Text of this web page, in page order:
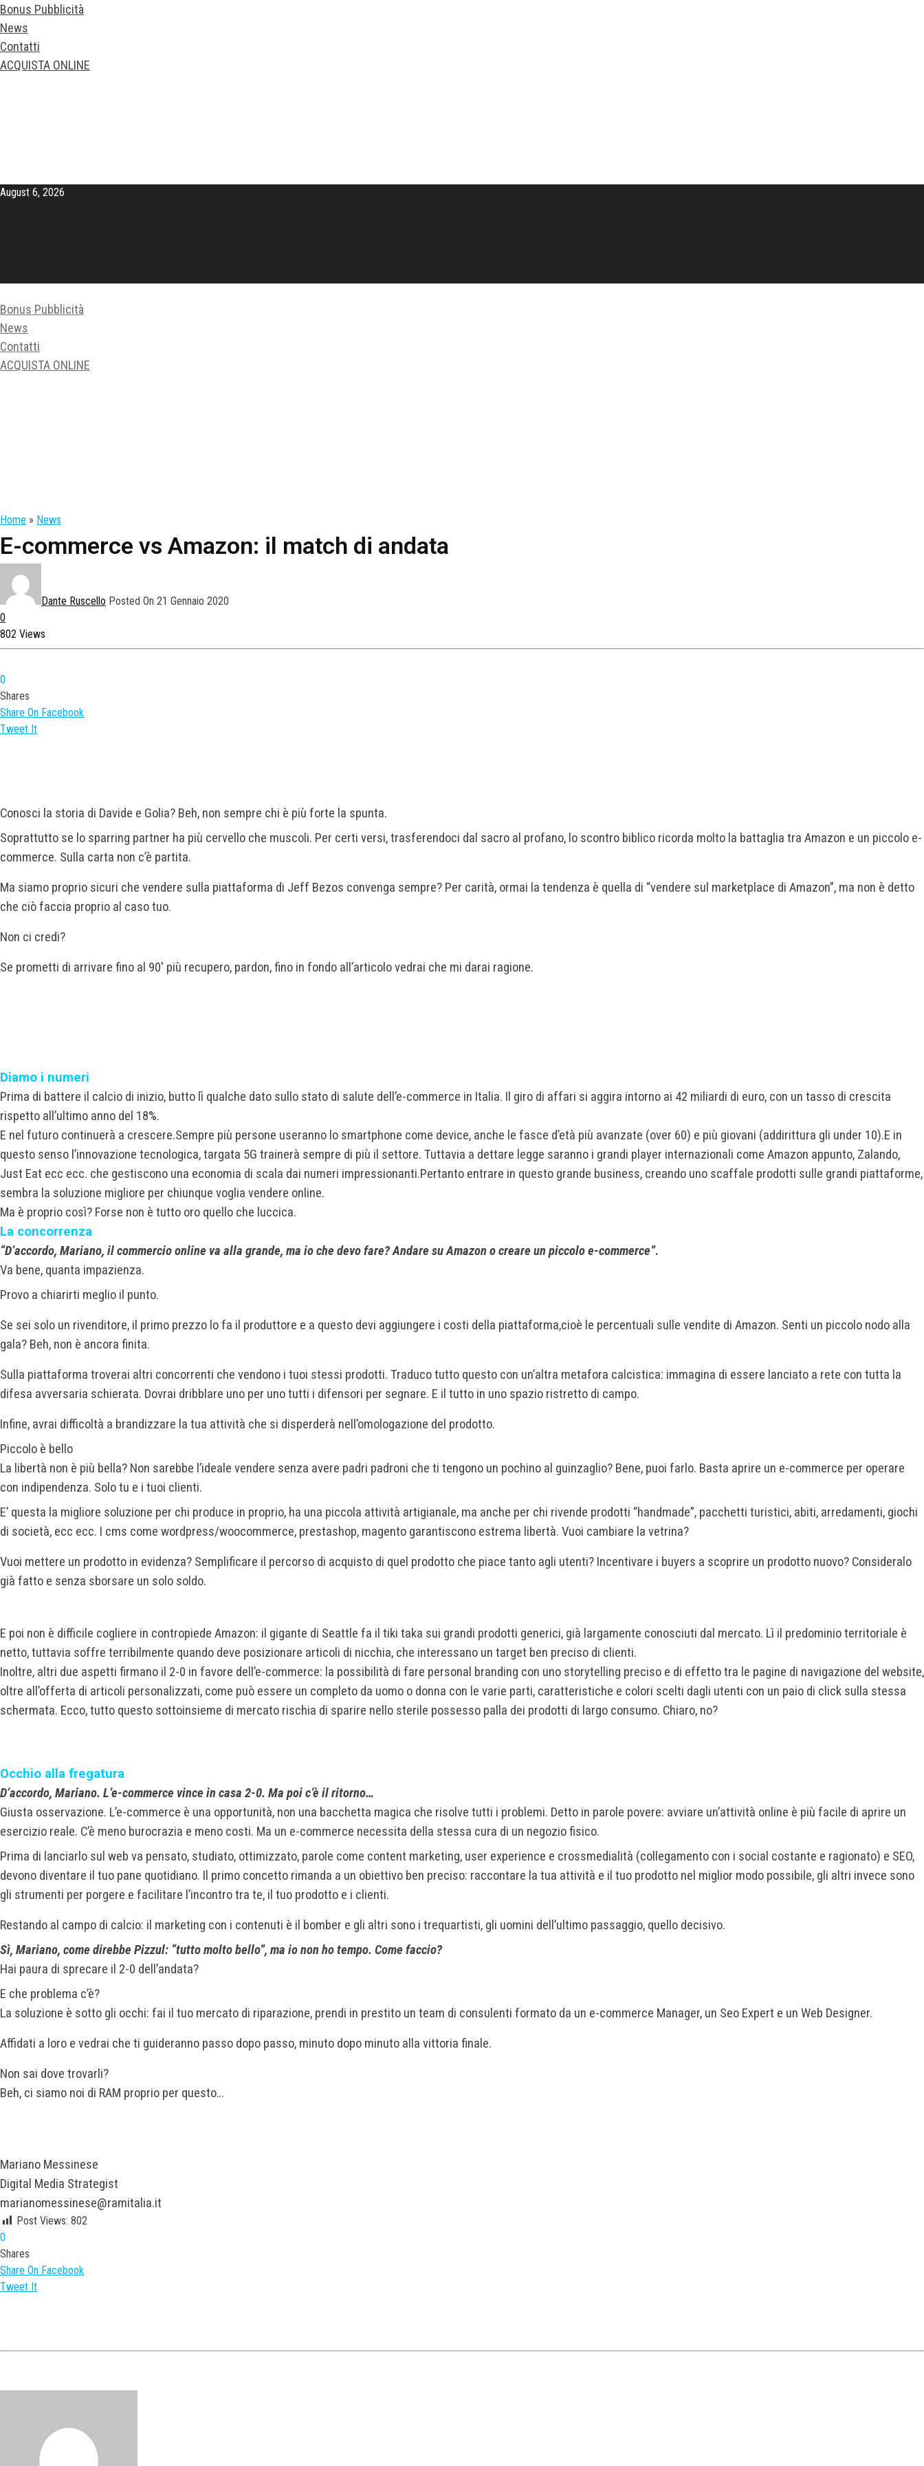
Bonus Pubblicità
News
Contatti
ACQUISTA ONLINE
August 6, 2026
Bonus Pubblicità
News
Contatti
ACQUISTA ONLINE
Home » News
E-commerce vs Amazon: il match di andata
Dante Ruscello Posted On 21 Gennaio 2020
0
802 Views
0
Shares
Share On Facebook
Tweet It
Conosci la storia di Davide e Golia? Beh, non sempre chi è più forte la spunta.
Soprattutto se lo sparring partner ha più cervello che muscoli. Per certi versi, trasferendoci dal sacro al profano, lo scontro biblico ricorda molto la battaglia tra Amazon e un piccolo e-
commerce. Sulla carta non c’è partita.
Ma siamo proprio sicuri che vendere sulla piattaforma di Jeff Bezos convenga sempre? Per carità, ormai la tendenza è quella di “vendere sul marketplace di Amazon”, ma non è detto
che ciò faccia proprio al caso tuo.
Non ci credi?
Se prometti di arrivare fino al 90′ più recupero, pardon, fino in fondo all’articolo vedrai che mi darai ragione.
Diamo i numeri
Prima di battere il calcio di inizio, butto lì qualche dato sullo stato di salute dell’e-commerce in Italia. Il giro di affari si aggira intorno ai 42 miliardi di euro, con un tasso di crescita
rispetto all’ultimo anno del 18%.
E nel futuro continuerà a crescere.Sempre più persone useranno lo smartphone come device, anche le fasce d’età più avanzate (over 60) e più giovani (addirittura gli under 10).E in
questo senso l’innovazione tecnologica, targata 5G trainerà sempre di più il settore. Tuttavia a dettare legge saranno i grandi player internazionali come Amazon appunto, Zalando,
Just Eat ecc ecc. che gestiscono una economia di scala dai numeri impressionanti.Pertanto entrare in questo grande business, creando uno scaffale prodotti sulle grandi piattaforme,
sembra la soluzione migliore per chiunque voglia vendere online.
Ma è proprio così? Forse non è tutto oro quello che luccica.
La concorrenza
“D’accordo, Mariano, il commercio online va alla grande, ma io che devo fare? Andare su Amazon o creare un piccolo e-commerce”.
Va bene, quanta impazienza.
Provo a chiarirti meglio il punto.
Se sei solo un rivenditore, il primo prezzo lo fa il produttore e a questo devi aggiungere i costi della piattaforma,cioè le percentuali sulle vendite di Amazon. Senti un piccolo nodo alla
gala? Beh, non è ancora finita.
Sulla piattaforma troverai altri concorrenti che vendono i tuoi stessi prodotti. Traduco tutto questo con un’altra metafora calcistica: immagina di essere lanciato a rete con tutta la
difesa avversaria schierata. Dovrai dribblare uno per uno tutti i difensori per segnare. E il tutto in uno spazio ristretto di campo.
Infine, avrai difficoltà a brandizzare la tua attività che si disperderà nell’omologazione del prodotto.
Piccolo è bello
La libertà non è più bella? Non sarebbe l’ideale vendere senza avere padri padroni che ti tengono un pochino al guinzaglio? Bene, puoi farlo. Basta aprire un e-commerce per operare
con indipendenza. Solo tu e i tuoi clienti.
E’ questa la migliore soluzione per chi produce in proprio, ha una piccola attività artigianale, ma anche per chi rivende prodotti “handmade”, pacchetti turistici, abiti, arredamenti, giochi
di società, ecc ecc. I cms come wordpress/woocommerce, prestashop, magento garantiscono estrema libertà. Vuoi cambiare la vetrina?
Vuoi mettere un prodotto in evidenza? Semplificare il percorso di acquisto di quel prodotto che piace tanto agli utenti? Incentivare i buyers a scoprire un prodotto nuovo? Consideralo
già fatto e senza sborsare un solo soldo.
E poi non è difficile cogliere in contropiede Amazon: il gigante di Seattle fa il tiki taka sui grandi prodotti generici, già largamente conosciuti dal mercato. Lì il predominio territoriale è
netto, tuttavia soffre terribilmente quando deve posizionare articoli di nicchia, che interessano un target ben preciso di clienti.
Inoltre, altri due aspetti firmano il 2-0 in favore dell’e-commerce: la possibilità di fare personal branding con uno storytelling preciso e di effetto tra le pagine di navigazione del website,
oltre all’offerta di articoli personalizzati, come può essere un completo da uomo o donna con le varie parti, caratteristiche e colori scelti dagli utenti con un paio di click sulla stessa
schermata. Ecco, tutto questo sottoinsieme di mercato rischia di sparire nello sterile possesso palla dei prodotti di largo consumo. Chiaro, no?
Occhio alla fregatura
D’accordo, Mariano. L’e-commerce vince in casa 2-0. Ma poi c’è il ritorno…
Giusta osservazione. L’e-commerce è una opportunità, non una bacchetta magica che risolve tutti i problemi. Detto in parole povere: avviare un’attività online è più facile di aprire un
esercizio reale. C’è meno burocrazia e meno costi. Ma un e-commerce necessita della stessa cura di un negozio fisico.
Prima di lanciarlo sul web va pensato, studiato, ottimizzato, parole come content marketing, user experience e crossmedialità (collegamento con i social costante e ragionato) e SEO,
devono diventare il tuo pane quotidiano. Il primo concetto rimanda a un obiettivo ben preciso: raccontare la tua attività e il tuo prodotto nel miglior modo possibile, gli altri invece sono
gli strumenti per porgere e facilitare l’incontro tra te, il tuo prodotto e i clienti.
Restando al campo di calcio: il marketing con i contenuti è il bomber e gli altri sono i trequartisti, gli uomini dell’ultimo passaggio, quello decisivo.
Sì, Mariano, come direbbe Pizzul: “tutto molto bello”, ma io non ho tempo. Come faccio?
Hai paura di sprecare il 2-0 dell’andata?
E che problema c’è?
La soluzione è sotto gli occhi: fai il tuo mercato di riparazione, prendi in prestito un team di consulenti formato da un e-commerce Manager, un Seo Expert e un Web Designer.
Affidati a loro e vedrai che ti guideranno passo dopo passo, minuto dopo minuto alla vittoria finale.
Non sai dove trovarli?
Beh, ci siamo noi di RAM proprio per questo…
Mariano Messinese
Digital Media Strategist
marianomessinese@ramitalia.it
Post Views: 802
0
Shares
Share On Facebook
Tweet It